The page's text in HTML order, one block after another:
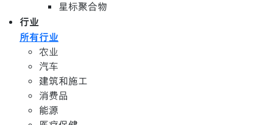
星标聚合物
行业
所有行业
农业
汽车
建筑和施工
消费品
能源